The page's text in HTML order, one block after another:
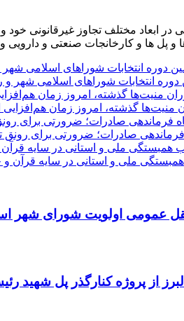
ابعاد مختلف تجاوز غیرقانونی
و پل ها و کارخانجات صنعتی و
دوره انتخابات شوراهای اسلامی شهر
منیت‌ها گذشته، امروز زمان
فرماندهی صادرات؛ ضرورتی برای رونق
ملی و استانی در سایه قرآن و
عمومی اولویت شورای شهر
البرز از پروژه کنارگذر پل شهید